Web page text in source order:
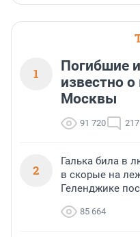
предпринимателей. Будь
или готовый арендный
успех сделки зависит от
1
Погибшие
известно
Москвы
91 720 217
2
Галька била в
в скорые на
Геленджике
85 664